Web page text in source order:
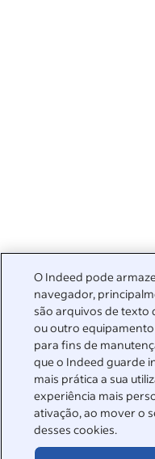
O Indeed pode
navegador,
são arquivos de texto
ou outro
para fins de
que o Indeed guarde
mais prática a sua
experiência mais
ativação, ao mover o
desses cookies.